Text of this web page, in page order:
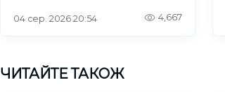
04 сер. 2026 20:54 4,667
ЧИТАЙТЕ ТАКОЖ